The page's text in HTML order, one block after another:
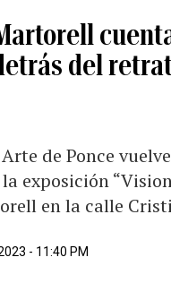
del
de Ponce
exposición
en la calle
- 11:40 PM